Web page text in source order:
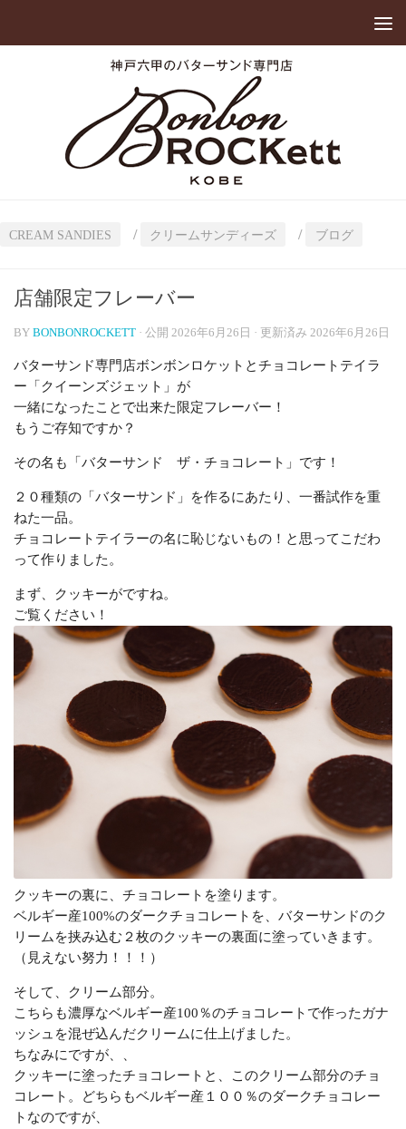
CREAM SANDIES / クリームサンディーズ / ブログ
店舗限定フレーバー
BY BONBONROCKETT · 公開 2026年6月26日 · 更新済み 2026年6月26日
バターサンド専門店ボンボンロケットとチョコレートテイラ
ー「クイーンズジェット」が
一緒になったことで出来た限定フレーバー！
もうご存知ですか？
その名も「バターサンド ザ・チョコレート」です！
２０種類の「バターサンド」を作るにあたり、一番試作を重
ねた一品。
チョコレートテイラーの名に恥じないもの！と思ってこだわ
って作りました。
まず、クッキーがですね。
ご覧ください！
クッキーの裏に、チョコレートを塗ります。
ベルギー産100%のダークチョコレートを、バターサンドのク
リームを挟み込む２枚のクッキーの裏面に塗っていきます。
（見えない努力！！！）
そして、クリーム部分。
こちらも濃厚なベルギー産100％のチョコレートで作ったガナ
ッシュを混ぜ込んだクリームに仕上げました。
ちなみにですが、、
クッキーに塗ったチョコレートと、このクリーム部分のチョ
コレート。どちらもベルギー産１００％のダークチョコレー
トなのですが、